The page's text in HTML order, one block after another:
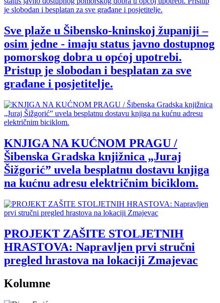
Sve plaže u Šibensko-kninskoj županiji –
osim jedne - imaju status javno dostupnog
pomorskog dobra u općoj upotrebi.
Pristup je slobodan i besplatan za sve
građane i posjetitelje.
KNJIGA NA KUĆNOM PRAGU /
Šibenska Gradska knjižnica „Juraj
Šižgorić” uvela besplatnu dostavu knjiga
na kućnu adresu električnim biciklom.
PROJEKT ZAŠITE STOLJETNIH
HRASTOVA: Napravljen prvi stručni
pregled hrastova na lokaciji Zmajevac
Kolumne